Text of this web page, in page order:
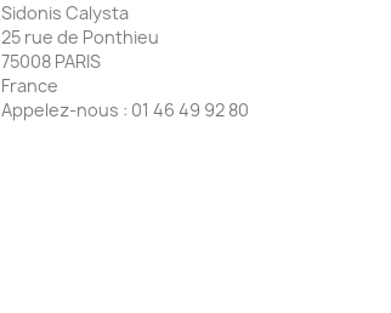
Sidonis Calysta
25 rue de Ponthieu
75008 PARIS
France
Appelez-nous : 01 46 49 92 80